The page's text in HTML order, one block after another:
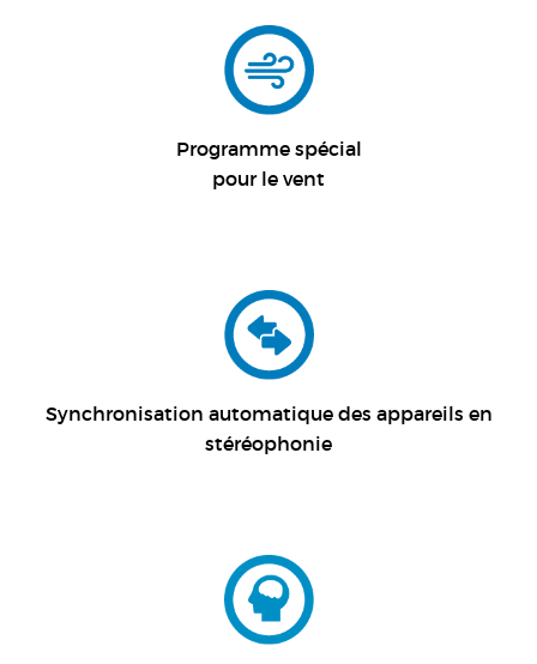
Programme spécial
pour le vent
Synchronisation automatique des appareils en
stéréophonie